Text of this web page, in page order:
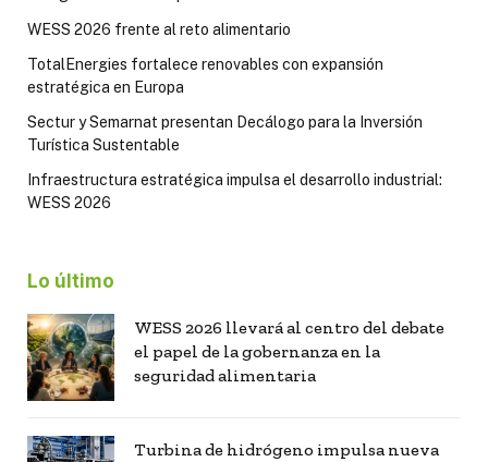
WESS 2026 frente al reto alimentario
TotalEnergies fortalece renovables con expansión
estratégica en Europa
Sectur y Semarnat presentan Decálogo para la Inversión
Turística Sustentable
Infraestructura estratégica impulsa el desarrollo industrial:
WESS 2026
Lo último
WESS 2026 llevará al centro del debate
el papel de la gobernanza en la
seguridad alimentaria
Turbina de hidrógeno impulsa nueva